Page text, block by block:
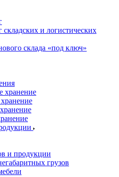
складских и логистических
склада «под ключ»
хранение
и продукции
грузов